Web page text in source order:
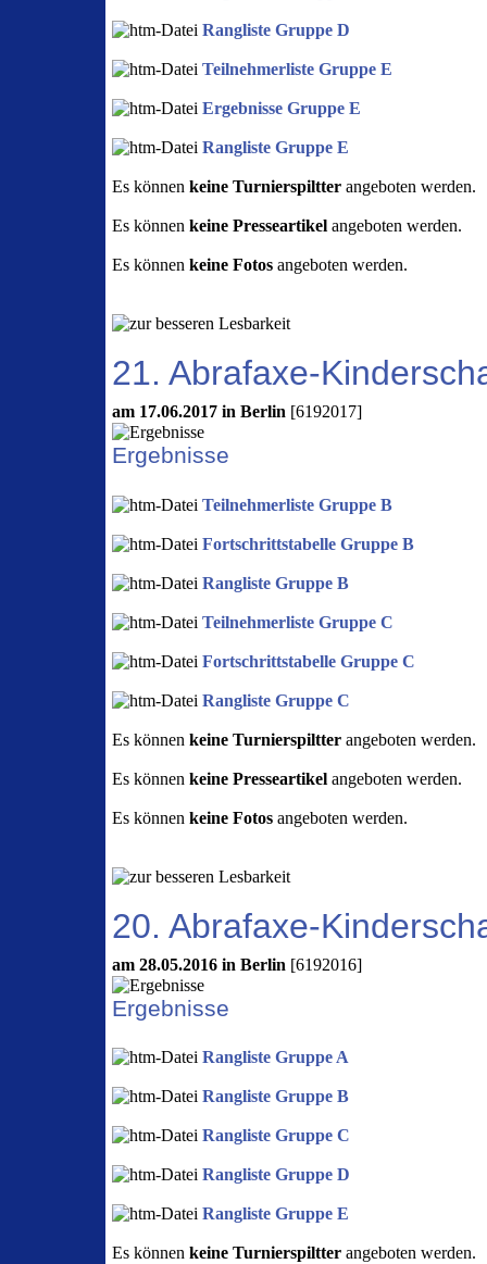
Rangliste Gruppe D
Teilnehmerliste Gruppe E
Ergebnisse Gruppe E
Rangliste Gruppe E
Es könnenkeine Turnierspiltter angeboten werden.
Es könnenkeine Presseartikel angeboten werden.
Es könnenkeine Fotos angeboten werden.
21. Abrafaxe-
am 17.06.2017 in Berlin [6192017]
Ergebnisse
Teilnehmerliste Gruppe B
Fortschrittstabelle Gruppe B
Rangliste Gruppe B
Teilnehmerliste Gruppe C
Fortschrittstabelle Gruppe C
Rangliste Gruppe C
Es könnenkeine Turnierspiltter angeboten werden.
Es könnenkeine Presseartikel angeboten werden.
Es könnenkeine Fotos angeboten werden.
20. Abrafaxe-
am 28.05.2016 in Berlin [6192016]
Ergebnisse
Rangliste Gruppe A
Rangliste Gruppe B
Rangliste Gruppe C
Rangliste Gruppe D
Rangliste Gruppe E
Es könnenkeine Turnierspiltter angeboten werden.